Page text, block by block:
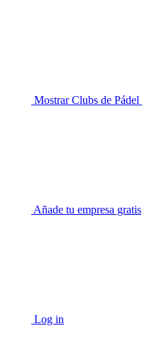
Mostrar Clubs de Pádel
Añade tu empresa gratis
Log in